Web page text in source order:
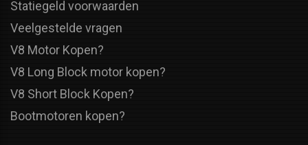
Statiegeld voorwaarden
Veelgestelde vragen
V8 Motor Kopen?
V8 Long Block motor kopen?
V8 Short Block Kopen?
Bootmotoren kopen?